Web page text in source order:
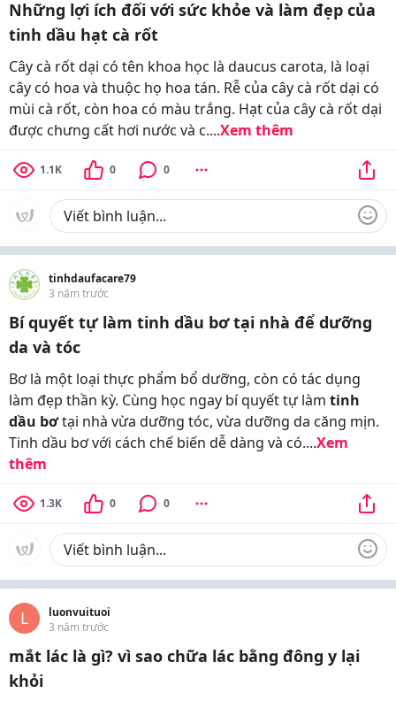
Những lợi ích đối với sức khỏe và làm đẹp của
tinh dầu hạt cà rốt
Cây cà rốt dại có tên khoa học là daucus carota, là loại
cây có hoa và thuộc họ hoa tán. Rễ của cây cà rốt dại có
mùi cà rốt, còn hoa có màu trắng. Hạt của cây cà rốt dại
được chưng cất hơi nước và c....Xem thêm
1.1K 0 0
tinhdaufacare79
3 năm trước
Bí quyết tự làm tinh dầu bơ tại nhà để dưỡng
da và tóc
Bơ là một loại thực phẩm bổ dưỡng, còn có tác dụng
làm đẹp thần kỳ. Cùng học ngay bí quyết tự làm tinh
dầu bơtại nhà vừa dưỡng tóc, vừa dưỡng da căng mịn.
Tinh dầu bơ với cách chế biến dễ dàng và có....Xem
thêm
1.3K 0 0
L
luonvuituoi
3 năm trước
mắt lác là gì? vì sao chữa lác bằng đông y lại
khỏi